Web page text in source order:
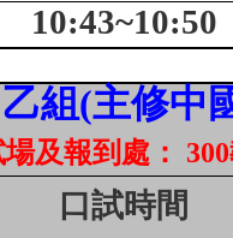
10:43~10:50
乙組(主修中
及報到處： 300
口試時間